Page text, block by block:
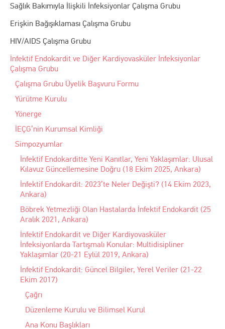
Sağlık Bakımıyla İlişkili İnfeksiyonlar Çalışma Grubu
Erişkin Bağışıklaması Çalışma Grubu
HIV/AIDS Çalışma Grubu
İnfektif Endokardit ve Diğer Kardiyovasküler İnfeksiyonlar
Çalışma Grubu
Çalışma Grubu Üyelik Başvuru Formu
Yürütme Kurulu
Yönerge
İEÇG’nin Kurumsal Kimliği
Simpozyumlar
İnfektif Endokarditte Yeni Kanıtlar, Yeni Yaklaşımlar: Ulusal
Kılavuz Güncellemesine Doğru (18 Ekim 2025, Ankara)
İnfektif Endokardit: 2023’te Neler Değişti? (14 Ekim 2023,
Ankara)
Böbrek Yetmezliği Olan Hastalarda İnfektif Endokardit (25
Aralık 2021, Ankara)
İnfektif Endokardit ve Diğer Kardiyovasküler
İnfeksiyonlarda Tartışmalı Konular: Multidisipliner
Yaklaşımlar (20-21 Eylül 2019, Ankara)
İnfektif Endokardit: Güncel Bilgiler, Yerel Veriler (21-22
Ekim 2017)
Çağrı
Düzenleme Kurulu ve Bilimsel Kurul
Ana Konu Başlıkları